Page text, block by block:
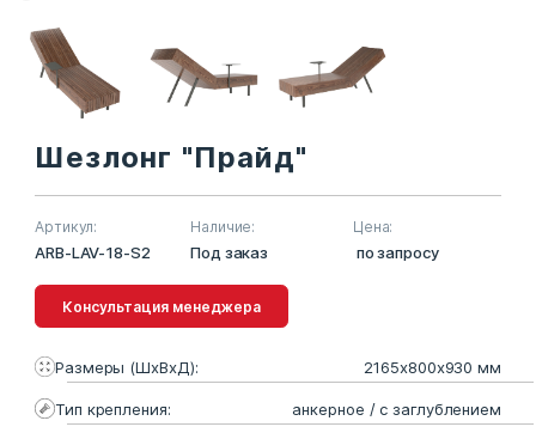
Шезлонг "Прайд"
Артикул:
ARB-LAV-18-S2
Наличие:
Под заказ
Цена:
по запросу
Консультация менеджера
Размеры (ШхВхД): 2165х800х930 мм
Тип крепления: анкерное / с заглублением